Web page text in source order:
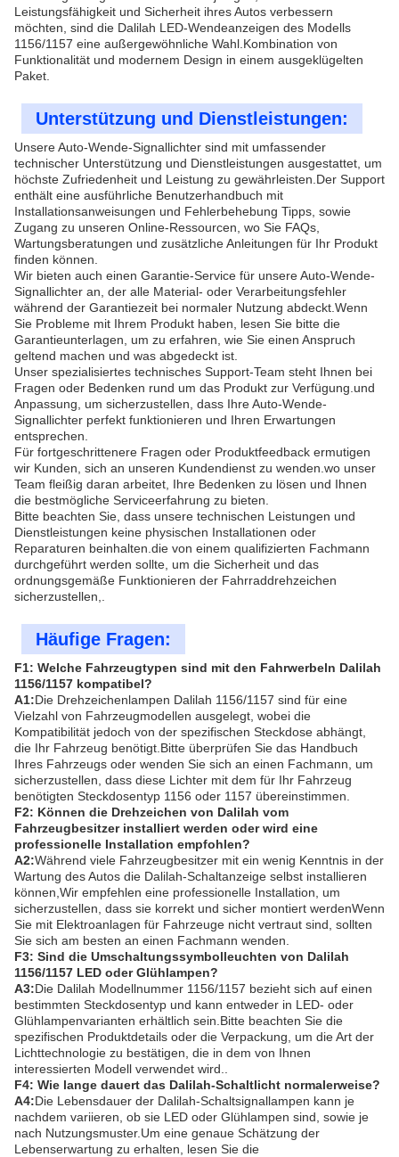
Leistungsfähigkeit und Sicherheit ihres Autos verbessern
möchten, sind die Dalilah LED-Wendeanzeigen des Modells
1156/1157 eine außergewöhnliche Wahl.Kombination von
Funktionalität und modernem Design in einem ausgeklügelten
Paket.
Unterstützung und Dienstleistungen:
Unsere Auto-Wende-Signallichter sind mit umfassender
technischer Unterstützung und Dienstleistungen ausgestattet, um
höchste Zufriedenheit und Leistung zu gewährleisten.Der Support
enthält eine ausführliche Benutzerhandbuch mit
Installationsanweisungen und Fehlerbehebung Tipps, sowie
Zugang zu unseren Online-Ressourcen, wo Sie FAQs,
Wartungsberatungen und zusätzliche Anleitungen für Ihr Produkt
finden können.
Wir bieten auch einen Garantie-Service für unsere Auto-Wende-
Signallichter an, der alle Material- oder Verarbeitungsfehler
während der Garantiezeit bei normaler Nutzung abdeckt.Wenn
Sie Probleme mit Ihrem Produkt haben, lesen Sie bitte die
Garantieunterlagen, um zu erfahren, wie Sie einen Anspruch
geltend machen und was abgedeckt ist.
Unser spezialisiertes technisches Support-Team steht Ihnen bei
Fragen oder Bedenken rund um das Produkt zur Verfügung.und
Anpassung, um sicherzustellen, dass Ihre Auto-Wende-
Signallichter perfekt funktionieren und Ihren Erwartungen
entsprechen.
Für fortgeschrittenere Fragen oder Produktfeedback ermutigen
wir Kunden, sich an unseren Kundendienst zu wenden.wo unser
Team fleißig daran arbeitet, Ihre Bedenken zu lösen und Ihnen
die bestmögliche Serviceerfahrung zu bieten.
Bitte beachten Sie, dass unsere technischen Leistungen und
Dienstleistungen keine physischen Installationen oder
Reparaturen beinhalten.die von einem qualifizierten Fachmann
durchgeführt werden sollte, um die Sicherheit und das
ordnungsgemäße Funktionieren der Fahrraddrehzeichen
sicherzustellen,.
Häufige Fragen:
F1: Welche Fahrzeugtypen sind mit den Fahrwerbeln Dalilah
1156/1157 kompatibel?
A1:Die Drehzeichenlampen Dalilah 1156/1157 sind für eine
Vielzahl von Fahrzeugmodellen ausgelegt, wobei die
Kompatibilität jedoch von der spezifischen Steckdose abhängt,
die Ihr Fahrzeug benötigt.Bitte überprüfen Sie das Handbuch
Ihres Fahrzeugs oder wenden Sie sich an einen Fachmann, um
sicherzustellen, dass diese Lichter mit dem für Ihr Fahrzeug
benötigten Steckdosentyp 1156 oder 1157 übereinstimmen.
F2: Können die Drehzeichen von Dalilah vom
Fahrzeugbesitzer installiert werden oder wird eine
professionelle Installation empfohlen?
A2:Während viele Fahrzeugbesitzer mit ein wenig Kenntnis in der
Wartung des Autos die Dalilah-Schaltanzeige selbst installieren
können,Wir empfehlen eine professionelle Installation, um
sicherzustellen, dass sie korrekt und sicher montiert werdenWenn
Sie mit Elektroanlagen für Fahrzeuge nicht vertraut sind, sollten
Sie sich am besten an einen Fachmann wenden.
F3: Sind die Umschaltungssymbolleuchten von Dalilah
1156/1157 LED oder Glühlampen?
A3:Die Dalilah Modellnummer 1156/1157 bezieht sich auf einen
bestimmten Steckdosentyp und kann entweder in LED- oder
Glühlampenvarianten erhältlich sein.Bitte beachten Sie die
spezifischen Produktdetails oder die Verpackung, um die Art der
Lichttechnologie zu bestätigen, die in dem von Ihnen
interessierten Modell verwendet wird..
F4: Wie lange dauert das Dalilah-Schaltlicht normalerweise?
A4:Die Lebensdauer der Dalilah-Schaltsignallampen kann je
nachdem variieren, ob sie LED oder Glühlampen sind, sowie je
nach Nutzungsmuster.Um eine genaue Schätzung der
Lebenserwartung zu erhalten, lesen Sie die